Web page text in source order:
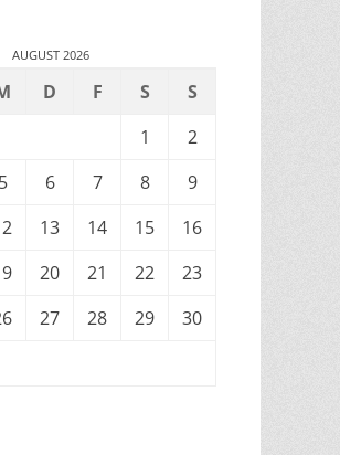
AUGUST 2026
D F S
S
1
2
5 6 7 8
9
13 14 15
16
20 21 22
23
27 28 29
30